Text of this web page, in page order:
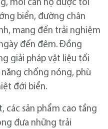
mỗi căn hộ được tối
biển, đường chân
mang đến trải nghiệm
đến đêm. Đồng
giải pháp vật liệu tối
chống nóng, phù
đới biển.
các sản phẩm cao tầng
đưa những trải